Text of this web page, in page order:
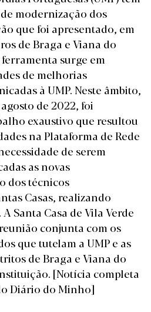
modernização dos
que foi apresentado, em
de Braga e Viana do
surge em
de melhorias
à UMP. Neste âmbito,
de 2022, foi
exaustivo que resultou
na Plataforma de Rede
de serem
as novas
dos técnicos
Casas, realizando
Santa Casa de Vila Verde
conjunta com os
que tutelam a UMP e as
de Braga e Viana do
[Notícia completa
Diário do Minho]